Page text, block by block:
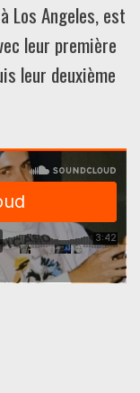
Los Angeles, est
leur première
leur deuxième